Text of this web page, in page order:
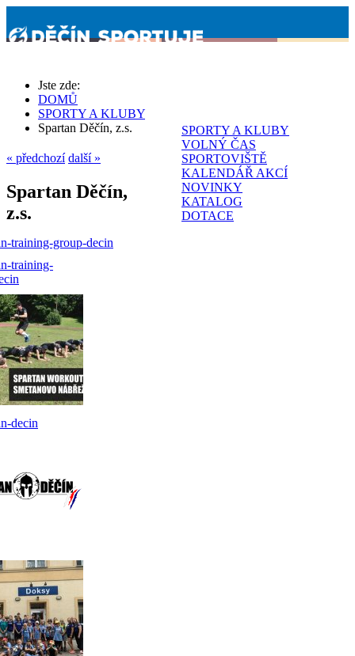
SPORTY A KLUBY
VOLNÝ ČAS
SPORTOVIŠTĚ
KALENDÁŘ AKCÍ
NOVINKY
KATALOG
DOTACE
Jste zde:
DOMŮ
SPORTY A KLUBY
Spartan Děčín, z.s.
« předchozí další »
Spartan Děčín,
z.s.